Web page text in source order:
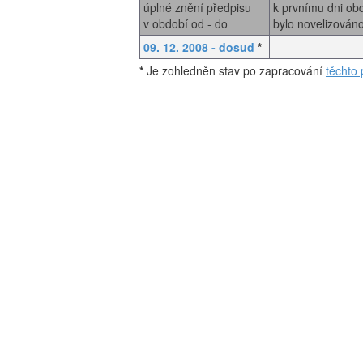
úplné znění předpisu
v období od - do
k prvnímu dni
bylo
09. 12. 2008 - dosud *
--
* Je zohledněn stav po zapracování těchto